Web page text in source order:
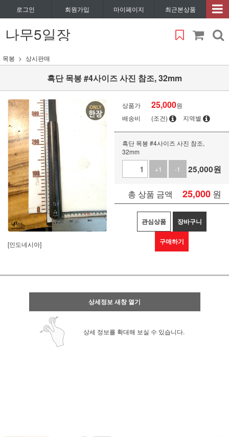
로그인 회원가입 마이페이지 최근본상품
나무5일장
목봉 상시판매
흑단 목봉 #4사이즈 사진 참조, 32mm
[인도네시아]
상품가 25,000원
배송비
(조건) 지역별
흑단 목봉 #4사이즈 사진 참조,
32mm
+1
-1 25,000원
총 상품 금액 25,000 원
관심상품 장바구니
구매하기
상세정보 새창 열기
상세 정보를 확대해 보실 수 있습니다.